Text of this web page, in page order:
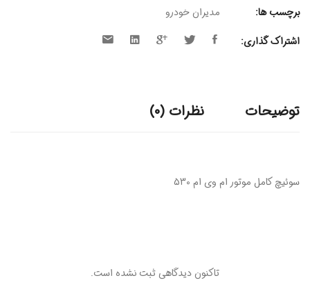
برچسب ها:
مدیران خودرو
اشتراک گذاری:
توضیحات نظرات (0)
سوئیچ کامل موتور ام وی ام 530
تاکنون دیدگاهی ثبت نشده است.